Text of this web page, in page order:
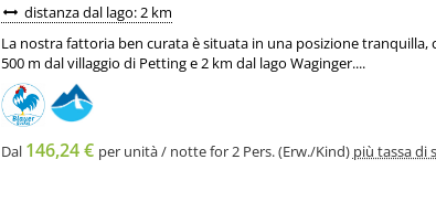
distanza dal lago: 2 km
La nostra fattoria ben curata è situata in una posizione tranquilla,
500 m dal villaggio di Petting e 2 km dal lago Waginger....
Dal 146,24 € per unità / notte for 2 Pers. (Erw./Kind) più tassa di